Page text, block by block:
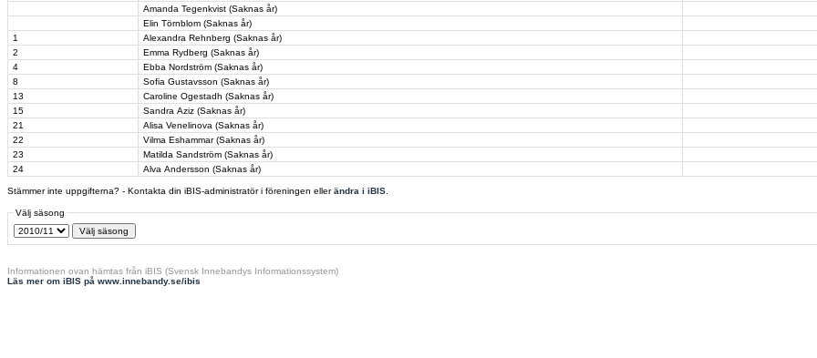
Amanda Tegenkvist (Saknas år)
Elin Törnblom (Saknas år)
1
Alexandra Rehnberg (Saknas år)
2
Emma Rydberg (Saknas år)
4
Ebba Nordström (Saknas år)
8
Sofia Gustavsson (Saknas år)
13
Caroline Ogestadh (Saknas år)
15
Sandra Aziz (Saknas år)
21
Alisa Venelinova (Saknas år)
22
Vilma Eshammar (Saknas år)
23
Matilda Sandström (Saknas år)
24
Alva Andersson (Saknas år)
Stämmer inte uppgifterna? - Kontakta din iBIS-administratör i föreningen ellerändra i iBIS
Välj säsong
Informationen ovan hämtas från iBIS (Svensk Innebandys Informationssystem)
Läs mer om iBIS på www.innebandy.se/ibis